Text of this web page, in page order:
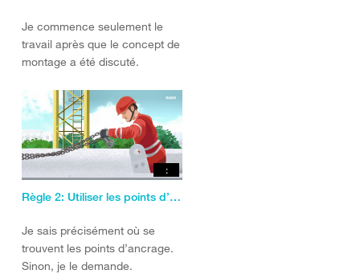
Je commence seulement le
travail après que le concept de
montage a été discuté.
:
Règle 2: Utiliser les points d’arrimage prévus.
Je sais précisément où se
trouvent les points d’ancrage.
Sinon, je le demande.